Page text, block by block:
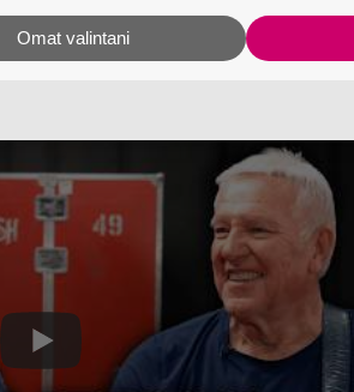
Lee oli Rick Beaton vieraana – Alex
Omat valintani